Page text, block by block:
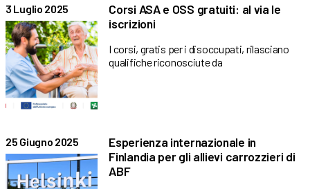
3 Luglio 2025
Corsi ASA e OSS gratuiti: al via le
iscrizioni
I corsi, gratis per i disoccupati, rilasciano
qualifiche riconosciute da
25 Giugno 2025
Esperienza internazionale in
Finlandia per gli allievi carrozzieri di
ABF